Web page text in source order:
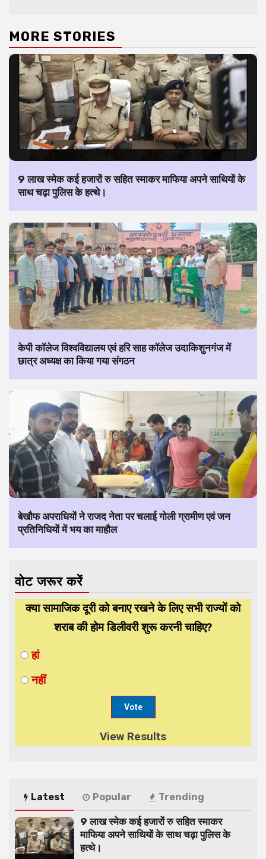
MORE STORIES
9 लाख स्मेक कई हजारों रु सहित स्माकर माफिया अपने साथियों के
साथ चढ़ा पुलिस के हत्थे।
केपी कॉलेज विश्वविद्यालय एवं हरि साह कॉलेज उदाकिशुनगंज में
छात्र अध्यक्ष का किया गया संगठन
बेखौफ अपराधियों ने राजद नेता पर चलाई गोली ग्रामीण एवं जन
प्रतिनिधियों में भय का माहौल
वोट जरूर करें
क्या सामाजिक दूरी को बनाए रखने के लिए सभी राज्यों को
शराब की होम डिलीवरी शुरू करनी चाहिए?
हां
नहीं
View Results
Latest Popular Trending
9 लाख स्मेक कई हजारों रु सहित स्माकर
माफिया अपने साथियों के साथ चढ़ा पुलिस के
हत्थे।